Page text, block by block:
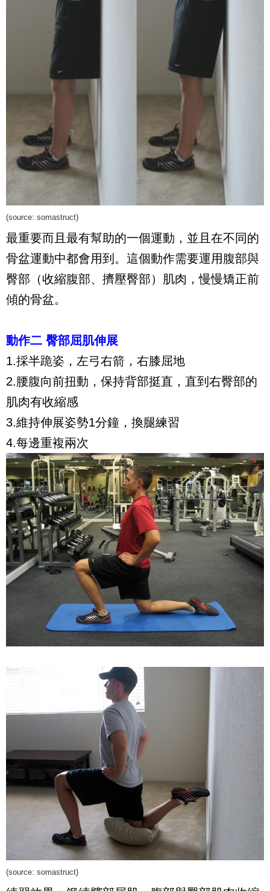
(source: somastruct)
最重要而且最有幫助的一個運動，並且在不同的
骨盆運動中都會用到。這個動作需要運用腹部與
臀部（收縮腹部、擠壓臀部）肌肉，慢慢矯正前
傾的骨盆。
動作二 臀部屈肌伸展
1.採半跪姿，左弓右箭，右膝屈地
2.腰腹向前扭動，保持背部挺直，直到右臀部的
肌肉有收縮感
3.維持伸展姿勢1分鐘，換腿練習
4.每邊重複兩次
(source: somastruct)